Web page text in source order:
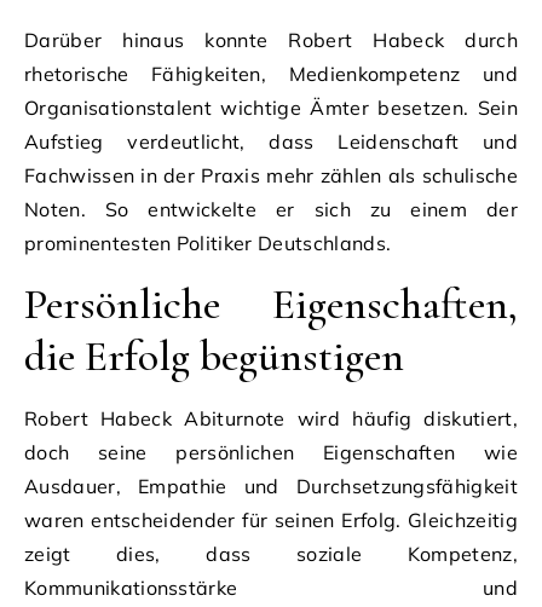
Darüber hinaus konnte Robert Habeck durch
rhetorische Fähigkeiten, Medienkompetenz und
Organisationstalent wichtige Ämter besetzen. Sein
Aufstieg verdeutlicht, dass Leidenschaft und
Fachwissen in der Praxis mehr zählen als schulische
Noten. So entwickelte er sich zu einem der
prominentesten Politiker Deutschlands.
Persönliche Eigenschaften,
die Erfolg begünstigen
Robert Habeck Abiturnote wird häufig diskutiert,
doch seine persönlichen Eigenschaften wie
Ausdauer, Empathie und Durchsetzungsfähigkeit
waren entscheidender für seinen Erfolg. Gleichzeitig
zeigt dies, dass soziale Kompetenz,
Kommunikationsstärke und